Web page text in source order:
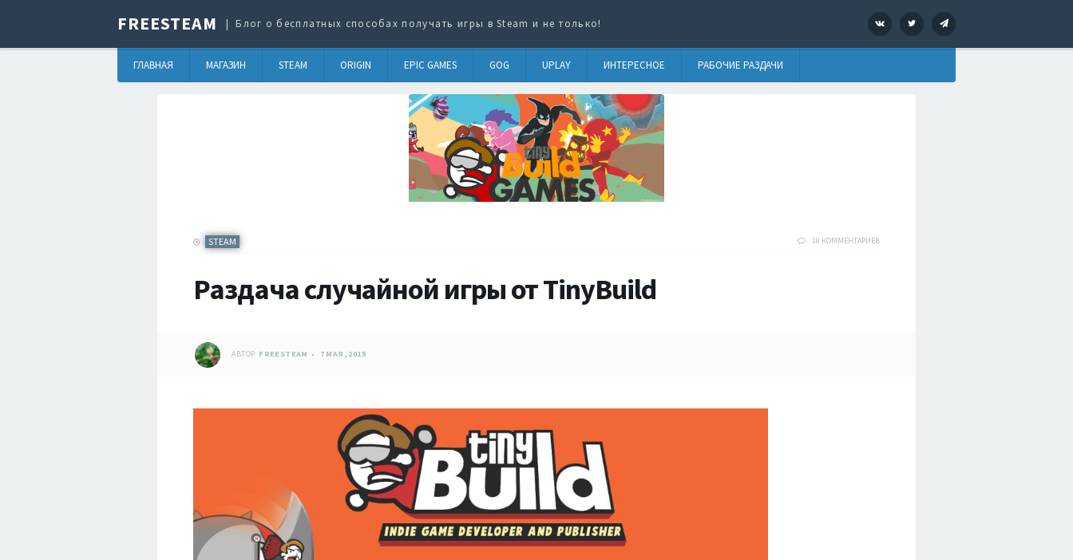
FREESTEAM Блог о бесплатных способах получать игры в Steam и не только! VK Twitter
ГЛАВНАЯ МАГАЗИН STEAM ORIGIN EPIC GAMES GOG UPLAY ИНТЕРЕСНОЕ РАБОЧИЕ РАЗДАЧИ
STEAM 18 КОММЕНТАРИЕВ
Раздача случайной игры от TinyBuild
АВТОР: FREESTEAM 7 МАЯ, 2015